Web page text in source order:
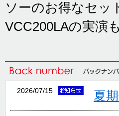
ソーのお得なセッ
VCC200LAの実演
2026/07/15 夏